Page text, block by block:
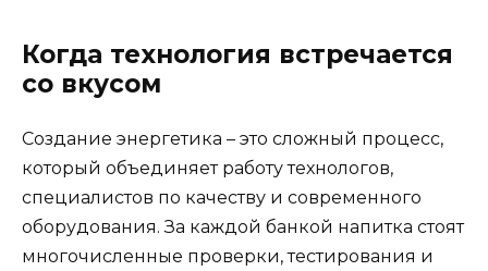
Когда технология встречается
со вкусом
Создание энергетика – это сложный процесс,
который объединяет работу технологов,
специалистов по качеству и современного
оборудования. За каждой банкой напитка стоят
многочисленные проверки, тестирования и